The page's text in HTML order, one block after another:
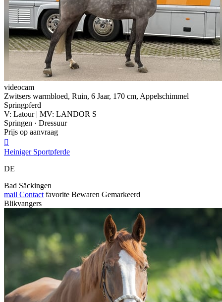
videocam
Zwitsers warmbloed, Ruin, 6 Jaar, 170 cm, Appelschimmel
Springpferd
V: Latour | MV: LANDOR S
Springen · Dressuur
Prijs op aanvraag

Heiniger Sportpferde
DE
Bad Säckingen
mail Contact favorite Bewaren Gemarkeerd
Blikvangers